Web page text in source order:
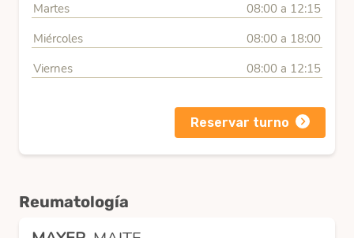
Martes
08:00 a 12:15
Miércoles
08:00 a 18:00
Viernes
08:00 a 12:15
Reservar turno
Reumatología